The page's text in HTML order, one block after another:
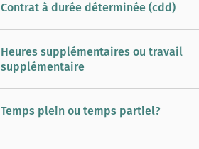
Contrat à durée déterminée (cdd)
Heures supplémentaires ou travail
supplémentaire
Temps plein ou temps partiel?